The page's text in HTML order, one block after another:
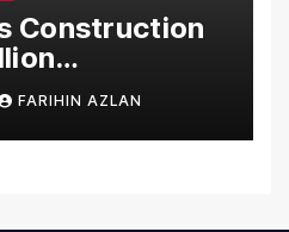
Construction
Facility in
FARIHIN AZLAN